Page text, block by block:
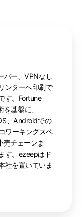
バー、VPNなし
ンターへ印刷で
す。Fortune
基盤に、
、Androidでの
ワーキングスペ
チェーンま
す。ezeepはド
社を置いていま